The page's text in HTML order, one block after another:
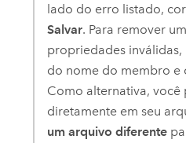
lado do erro listado,
Salvar. Para remover
propriedades
do nome do membro e
Como alternativa,
diretamente em seu
um arquivo diferente